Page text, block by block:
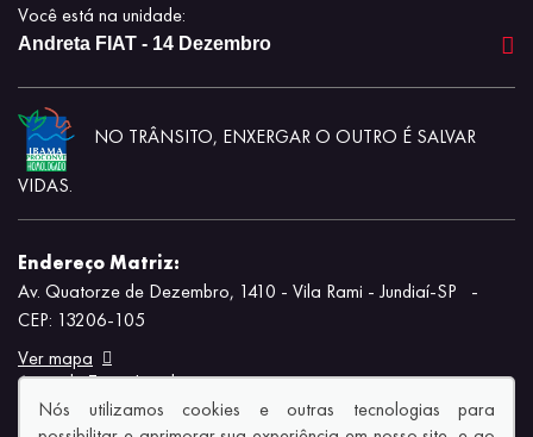
Você está na unidade:
Andreta FIAT - 14 Dezembro
NO TRÂNSITO, ENXERGAR O OUTRO É SALVAR
VIDAS.
Endereço Matriz:
Av. Quatorze de Dezembro, 1410 - Vila Rami - Jundiaí-SP
-
CEP: 13206-105
Ver mapa
Aviso de Texto Legal
Nós utilizamos cookies e outras tecnologias para